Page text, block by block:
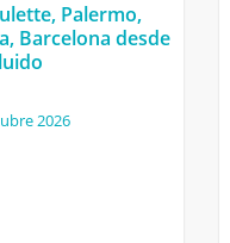
Palermo,
Barcelona desde
2026